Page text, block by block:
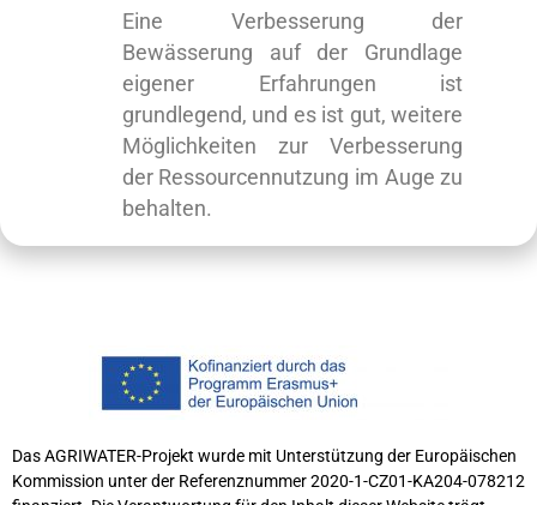
Eine Verbesserung der
Bewässerung auf der Grundlage
eigener Erfahrungen ist
grundlegend, und es ist gut, weitere
Möglichkeiten zur Verbesserung
der Ressourcennutzung im Auge zu
behalten.
Das AGRIWATER-Projekt wurde mit Unterstützung der Europäischen
Kommission unter der Referenznummer 2020-1-CZ01-KA204-078212